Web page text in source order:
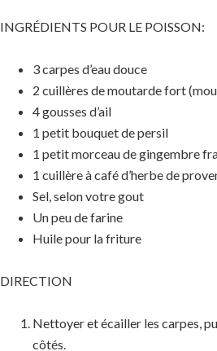
INGRÉDIENTS POUR LE POISSON:
3 carpes d’eau douce
2 cuillères de moutarde fort
4 gousses d’ail
1 petit bouquet de persil
1 petit morceau de gingembre
1 cuillère à café d’herbe de
Sel, selon votre gout
Un peu de farine
Huile pour la friture
DIRECTION
Nettoyer et écailler les carpes,
côtés.